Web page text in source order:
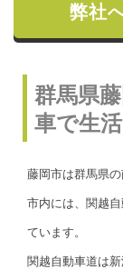
弊社
群馬県
車で生
藤岡市は群馬県
市内には、関越
ています。
関越自動車道は